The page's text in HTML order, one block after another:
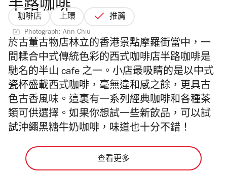
半路咖啡
咖啡店 上環 推薦
Photograph: Ann Chiu
於古董古物店林立的香港景點摩羅街當中，一
間糅合中式傳統色彩的西式咖啡店半路咖啡是
馳名的半山 cafe 之一。小店最吸睛的是以中式
瓷杯盛載西式咖啡，毫無違和感之餘，更具古
色古香風味。這裏有一系列經典咖啡和各種茶
類可供選擇。如果你想試一些新飲品，可以試
試沖繩黑糖牛奶咖啡，味道也十分不錯！
查看更多